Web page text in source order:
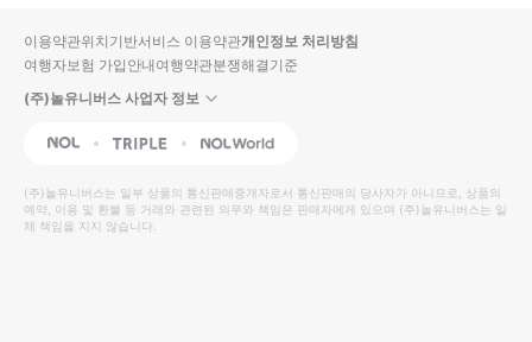
이용약관위치기반서비스 이용약관개인정보 처리방침
여행자보험 가입안내여행약관분쟁해결기준
(주)놀유니버스 사업자 정보
NOL Triple Interpark Global
(주)놀유니버스는 일부 상품의 통신판매중개자로서 통신판매의 당사자가 아니므로, 상품의
예약, 이용 및 환불 등 거래와 관련된 의무와 책임은 판매자에게 있으며 (주)놀유니버스는 일
체 책임을 지지 않습니다.